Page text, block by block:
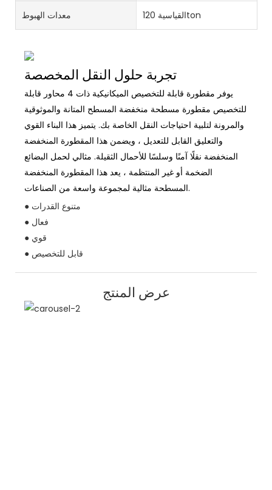
معدات الهبوط القياسية 120ton
يوفر مقطورة قابلة للتخصيص الميكانيكية ذات 4 محاور قابلة
للتخصيص مقطورة مسطحة منخفضة المسطح المتانة والموثوقية
والمرونة لتلبية احتياجات النقل الخاصة بك. يتميز هذا البناء القوي
والتعليق القابل للتعديل ، ويضمن هذا المقطورة المنخفضة
المنخفضة نقلًا آمنًا وسلسًا للأحمال الثقيلة. مثالي لحمل البضائع
الضخمة أو غير المنتظمة ، يعد هذا المقطورة المنخفضة
المسطحة مثالية لمجموعة واسعة من الصناعات.
● متنوع القدرات
● فعال
● قوي
● قابل للتخصيص
عرض المنتج